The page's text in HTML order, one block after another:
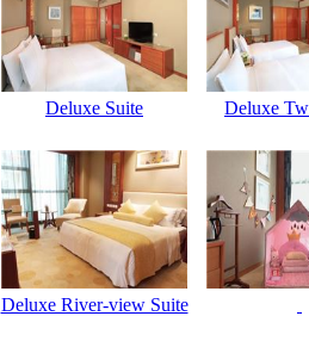
Deluxe Suite Deluxe
Deluxe River-view Suite